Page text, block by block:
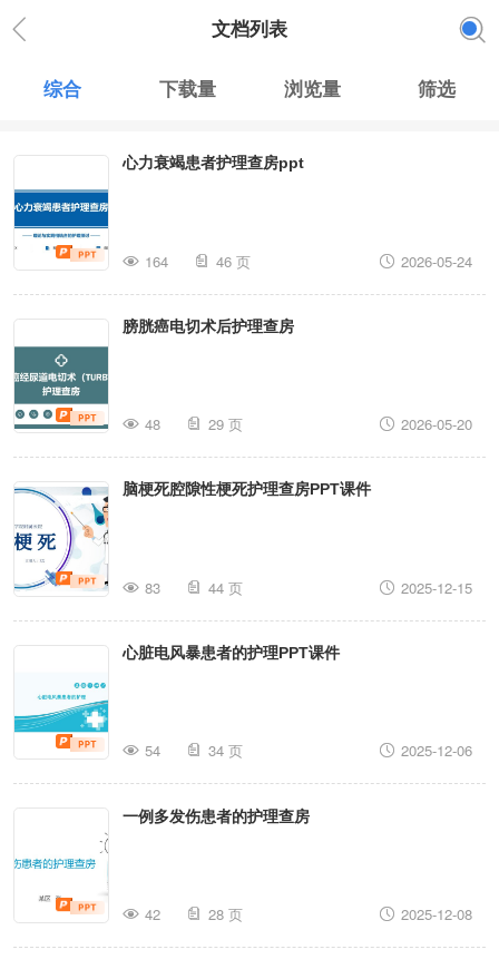
文档列表
综合 下载量 浏览量 筛选
心力衰竭患者护理查房ppt
164 46 页 2026-05-24
膀胱癌电切术后护理查房
48 29 页 2026-05-20
脑梗死腔隙性梗死护理查房PPT课件
83 44 页 2025-12-15
心脏电风暴患者的护理PPT课件
54 34 页 2025-12-06
一例多发伤患者的护理查房
42 28 页 2025-12-08